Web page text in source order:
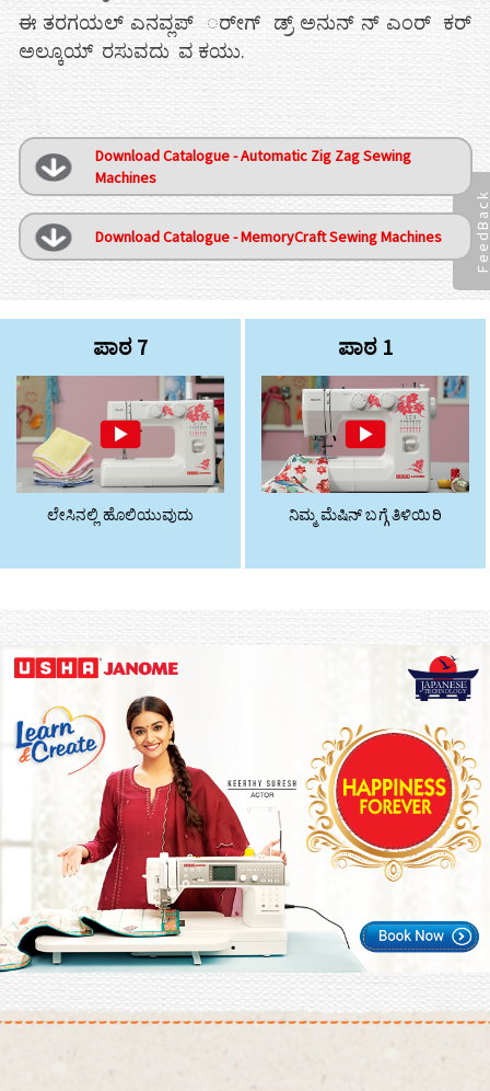
ಈ ತರಗಯಲ್ ಎನವ್ಲಪ್ ರ್ೕಗ್ ಡ್ರ್ ಅನುನ್ ನ್ ಎಂರ್ ಕರ್
ಅಲ್ಕೂಯ್ ರಸುವದು ವ ಕಯು.
Download Catalogue - Automatic Zig Zag Sewing
Machines
Download Catalogue - MemoryCraft Sewing Machines
ಪಾಠ 7
ಲೇಸಿನಲ್ಲಿ ಹೊಲಿಯುವುದು
ಪಾಠ 1
ನಿಮ್ಮ ಮೆಷಿನ್ ಬಗ್ಗೆ ತಿಳಿಯಿರಿ